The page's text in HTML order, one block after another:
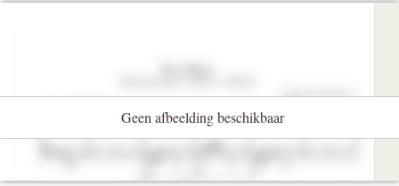
Geen afbeelding beschikbaar